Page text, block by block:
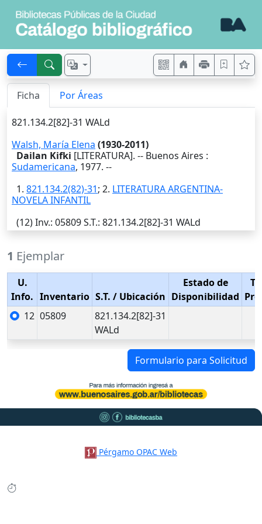
Ficha Por Áreas
821.134.2[82]-31 WALd
Walsh, María Elena (1930-2011)
Dailan Kifki [LITERATURA]. -- Buenos Aires :
Sudamericana, 1977. --
1. 821.134.2(82)-31; 2. LITERATURA ARGENTINA-
NOVELA INFANTIL
(12)Inv.: 05809S.T.: 821.134.2[82]-31 WALd
1 Ejemplar
U.
Info. Inventario S.T. / Ubicación
Estado de
Disponibilidad
12 05809
821.134.2[82]-31
WALd
Formulario para Solicitud
Pérgamo OPAC Web